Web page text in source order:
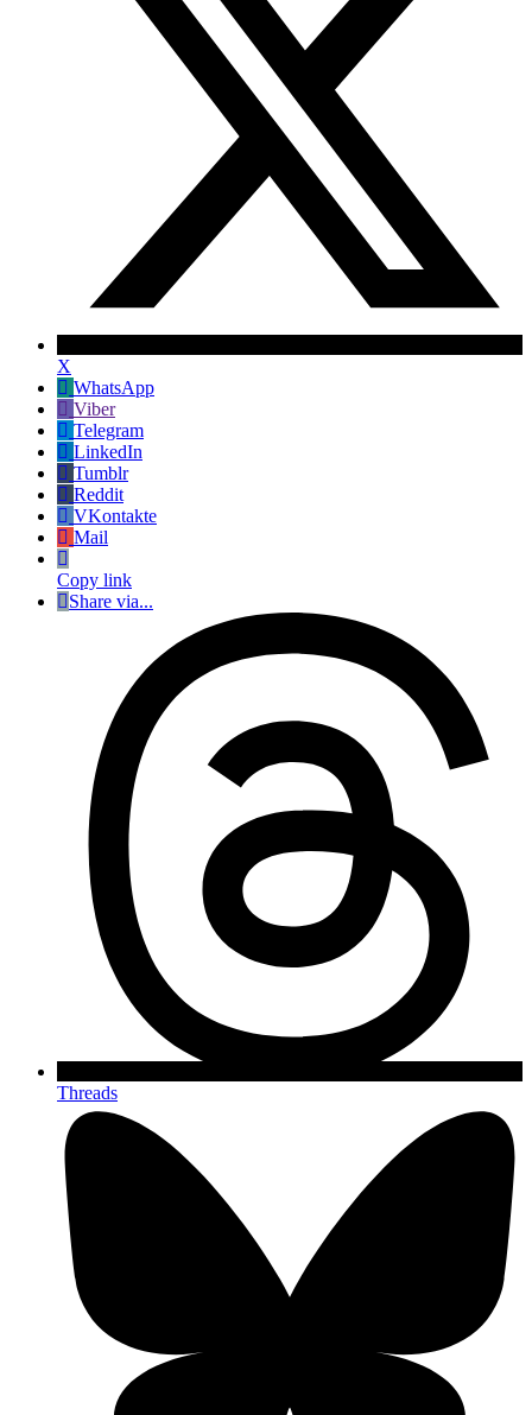
X
WhatsApp
Viber
Telegram
LinkedIn
Tumblr
Reddit
VKontakte
Mail
Copy link
Share via...
Threads